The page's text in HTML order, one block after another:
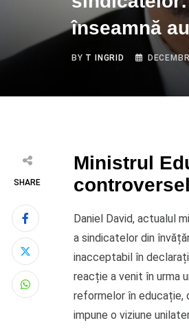
înseamnă
BY T INGRID
SHARE
Whatsapp
Ministrul
Daniel David, actualul
a sindicatelor din
inacceptabil în
reacție a venit în urma
reformelor în educație,
impune o viziune